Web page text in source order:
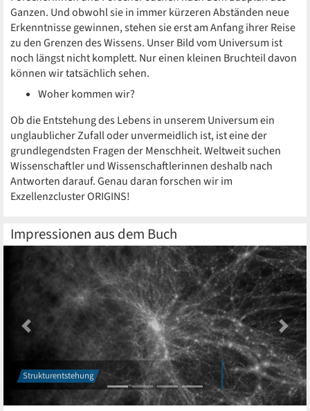
Impressionen aus dem Buch
Strukturentstehung
Previous Next
Ganzen. Und obwohl sie in immer kürzeren Abständen neue
Erkenntnisse gewinnen, stehen sie erst am Anfang ihrer Reise
zu den Grenzen des Wissens. Unser Bild vom Universum ist
noch längst nicht komplett. Nur einen kleinen Bruchteil davon
können wir tatsächlich sehen.
Woher kommen wir?
Ob die Entstehung des Lebens in unserem Universum ein
unglaublicher Zufall oder unvermeidlich ist, ist eine der
grundlegendsten Fragen der Menschheit. Weltweit suchen
Wissenschaftler und Wissenschaftlerinnen deshalb nach
Antworten darauf. Genau daran forschen wir im
Exzellenzcluster ORIGINS!